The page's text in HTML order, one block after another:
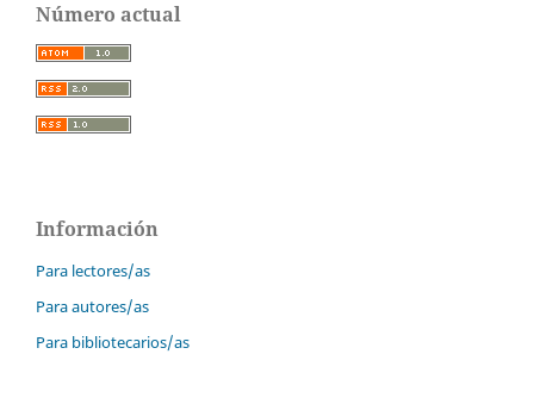
Número actual
Información
Para lectores/as
Para autores/as
Para bibliotecarios/as